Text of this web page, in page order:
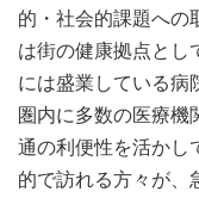
的・社会的課題への
は街の健康拠点とし
には盛業している病
圏内に多数の医療機
通の利便性を活かし
的で訪れる方々が、